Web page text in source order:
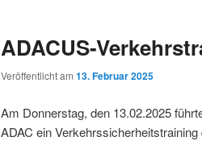
ADACUS-
Veröffentlicht am 13. Februar 2025
Am Donnerstag, den 13.02.2025
ADAC ein Verkehrssicherheitstraining